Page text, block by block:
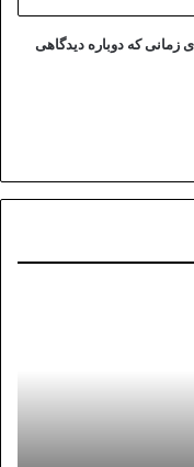
زمانی که دوباره دیدگاهی